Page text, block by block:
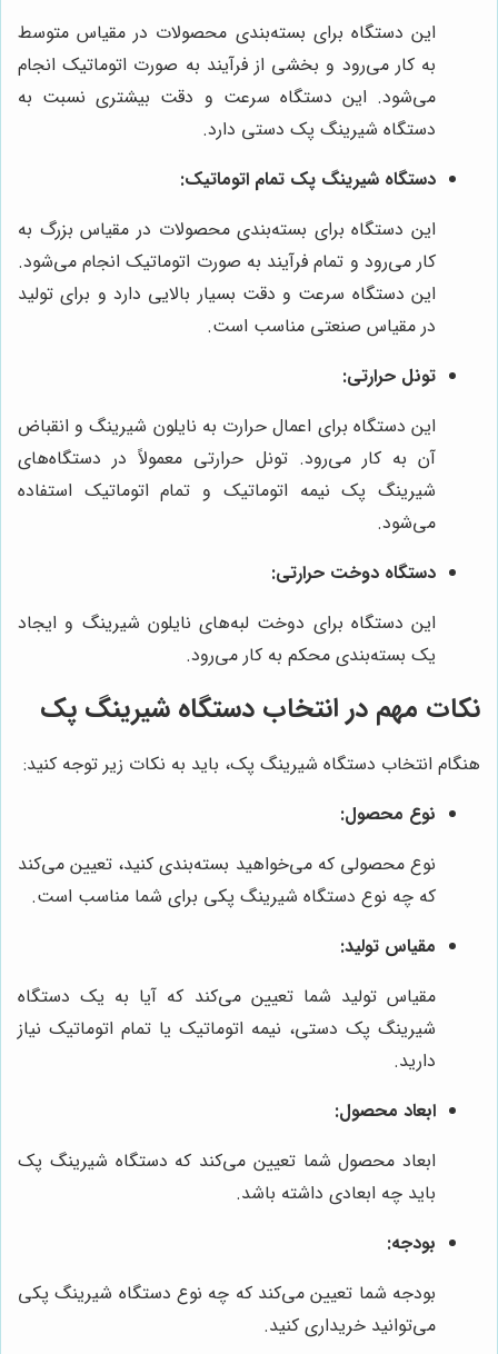
این دستگاه برای بسته‌بندی محصولات در مقیاس متوسط
به کار می‌رود و بخشی از فرآیند به صورت اتوماتیک انجام
می‌شود. این دستگاه سرعت و دقت بیشتری نسبت به
دستگاه شیرینگ پک دستی دارد.
دستگاه شیرینگ پک تمام اتوماتیک:
این دستگاه برای بسته‌بندی محصولات در مقیاس بزرگ به
کار می‌رود و تمام فرآیند به صورت اتوماتیک انجام می‌شود.
این دستگاه سرعت و دقت بسیار بالایی دارد و برای تولید
در مقیاس صنعتی مناسب است.
تونل حرارتی:
این دستگاه برای اعمال حرارت به نایلون شیرینگ و انقباض
آن به کار می‌رود. تونل حرارتی معمولاً در دستگاه‌های
شیرینگ پک نیمه اتوماتیک و تمام اتوماتیک استفاده
می‌شود.
دستگاه دوخت حرارتی:
این دستگاه برای دوخت لبه‌های نایلون شیرینگ و ایجاد
یک بسته‌بندی محکم به کار می‌رود.
نکات مهم در انتخاب دستگاه شیرینگ پک
هنگام انتخاب دستگاه شیرینگ پک، باید به نکات زیر توجه کنید:
نوع محصول:
نوع محصولی که می‌خواهید بسته‌بندی کنید، تعیین می‌کند
که چه نوع دستگاه شیرینگ پکی برای شما مناسب است.
مقیاس تولید:
مقیاس تولید شما تعیین می‌کند که آیا به یک دستگاه
شیرینگ پک دستی، نیمه اتوماتیک یا تمام اتوماتیک نیاز
دارید.
ابعاد محصول:
ابعاد محصول شما تعیین می‌کند که دستگاه شیرینگ پک
باید چه ابعادی داشته باشد.
بودجه:
بودجه شما تعیین می‌کند که چه نوع دستگاه شیرینگ پکی
می‌توانید خریداری کنید.